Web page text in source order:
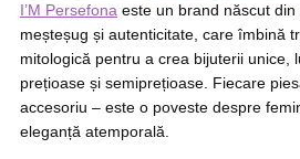
I’M Persefona este un brand născut
meșteșug și autenticitate, care îmbină
mitologică pentru a crea bijuterii unice,
prețioase și semiprețioase. Fiecare
accesoriu – este o poveste despre
eleganță atemporală.